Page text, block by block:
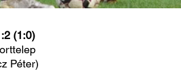
(1:0)
Péter)